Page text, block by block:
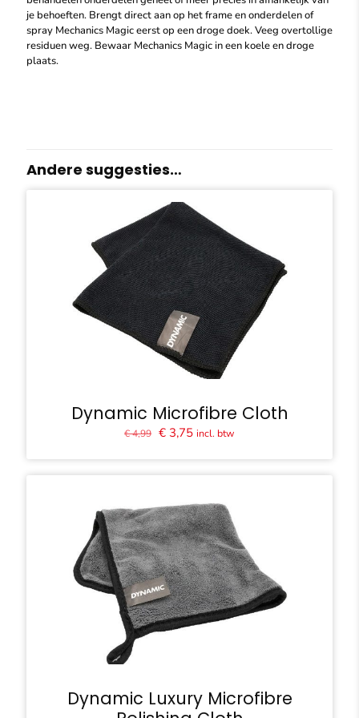
je behoeften. Brengt direct aan op het frame en onderdelen of
spray Mechanics Magic eerst op een droge doek. Veeg overtollige
residuen weg. Bewaar Mechanics Magic in een koele en droge
plaats.
Andere suggesties…
Dynamic Microfibre Cloth
€4,99 Oorspronkelijke
€ 3,75Huidige
incl. btw
Dynamic Luxury Microfibre